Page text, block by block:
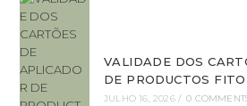
VALIDADE DOS
DE PRODUCTOS
JULHO 16, 2026 / 0